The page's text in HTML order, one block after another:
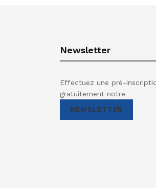
Newsletter
Effectuez une pré-
gratuitement notre
NEWSLETTER